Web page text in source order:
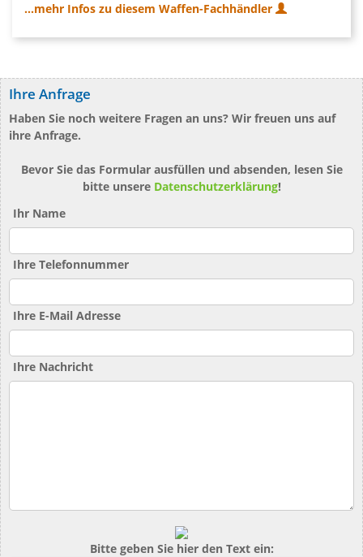
...mehr Infos zu diesem Waffen-Fachhändler
Ihre Anfrage
Haben Sie noch weitere Fragen an uns? Wir freuen uns auf
ihre Anfrage.
Bevor Sie das Formular ausfüllen und absenden, lesen Sie
bitte unsere Datenschutzerklärung!
Ihr Name
Ihre Telefonnummer
Ihre E-Mail Adresse
Ihre Nachricht
Bitte geben Sie hier den Text ein: